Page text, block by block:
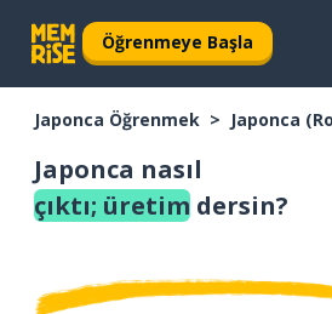
Öğrenmeye Başla
Japonca Öğrenmek Japonca
Japonca nasıl
çıktı; üretim dersin?